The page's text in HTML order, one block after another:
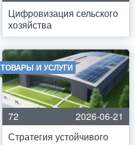
Цифровизация сельского
хозяйства
ТОВАРЫ И УСЛУГИ
72
2026-06-21
Стратегия устойчивого